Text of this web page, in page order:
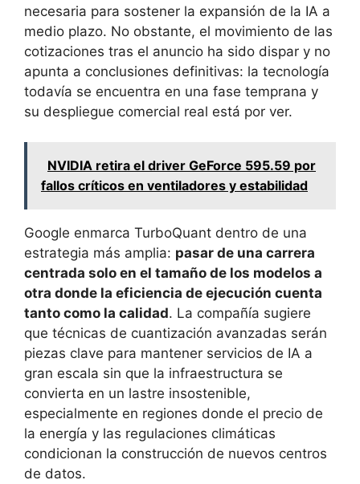
necesaria para sostener la expansión de la IA a
medio plazo. No obstante, el movimiento de las
cotizaciones tras el anuncio ha sido dispar y no
apunta a conclusiones definitivas: la tecnología
todavía se encuentra en una fase temprana y
su despliegue comercial real está por ver.
NVIDIA retira el driver GeForce 595.59 por
fallos críticos en ventiladores y estabilidad
Google enmarca TurboQuant dentro de una
estrategia más amplia: pasar de una carrera
centrada solo en el tamaño de los modelos a
otra donde la eficiencia de ejecución cuenta
tanto como la calidad. La compañía sugiere
que técnicas de cuantización avanzadas serán
piezas clave para mantener servicios de IA a
gran escala sin que la infraestructura se
convierta en un lastre insostenible,
especialmente en regiones donde el precio de
la energía y las regulaciones climáticas
condicionan la construcción de nuevos centros
de datos.